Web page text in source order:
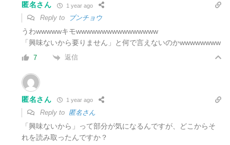
匿名さん 1 year ago
Reply to ブンチョウ
うわwwwwwキモwwwwwwwwwwwwwwww
「興味ないから要りません」と何で言えないのかwwwwwwww
7 返信
匿名さん 1 year ago
Reply to 匿名さん
「興味ないから」って部分が気になるんですが、どこからそ
れを読み取ったんですか？